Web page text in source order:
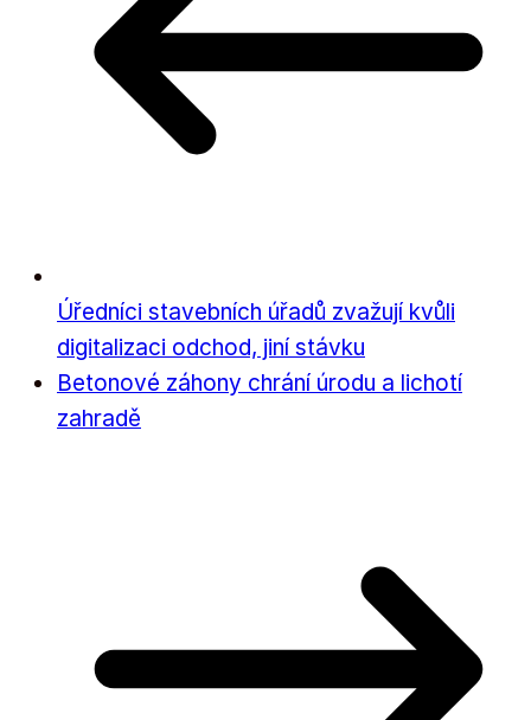
Úředníci stavebních úřadů zvažují kvůli
digitalizaci odchod, jiní stávku
Betonové záhony chrání úrodu a lichotí
zahradě